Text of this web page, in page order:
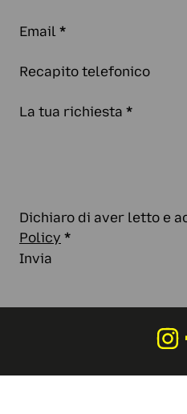
Email *
Recapito telefonico
La tua richiesta *
Dichiaro di aver letto e
Policy *
Invia